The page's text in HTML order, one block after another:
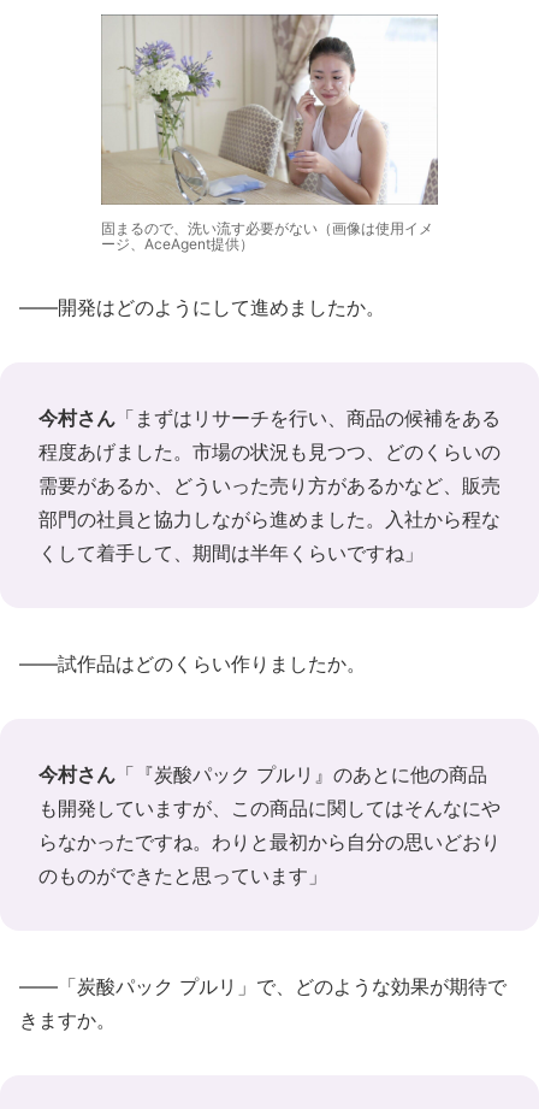
固まるので、洗い流す必要がない（画像は使用イメ
ージ、AceAgent提供）
――開発はどのようにして進めましたか。
今村さん 「まずはリサーチを行い、商品の候補をある
程度あげました。市場の状況も見つつ、どのくらいの
需要があるか、どういった売り方があるかなど、販売
部門の社員と協力しながら進めました。入社から程な
くして着手して、期間は半年くらいですね」
――試作品はどのくらい作りましたか。
今村さん 「『炭酸パック プルリ』のあとに他の商品
も開発していますが、この商品に関してはそんなにや
らなかったですね。わりと最初から自分の思いどおり
のものができたと思っています」
――「炭酸パック プルリ」で、どのような効果が期待で
きますか。